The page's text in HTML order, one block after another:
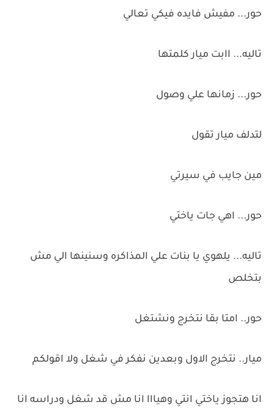
حور... مفيش فايده فيكي تعالي
تاليه... اابت ميار كلمتها
حور... زمانها علي وصول
لتدلف ميار تقول
مين جايب في سيرتي
حور... اهي جات ياختي
تاليه... يلهوي يا بنات علي المذاكره وسنينها الي مش
بتخلص
حور.. امتا بقا نتخرج ونشتغل
ميار.. نتخرج الاول وبعدين نفكر في شغل ولا اقولكم
انا هتجوز ياختي انتي وهيااا انا مش قد شغل ودراسه انا